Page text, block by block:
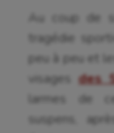
Au coup de
tragédie
peu à peu et
visages des
larmes de
suspens,